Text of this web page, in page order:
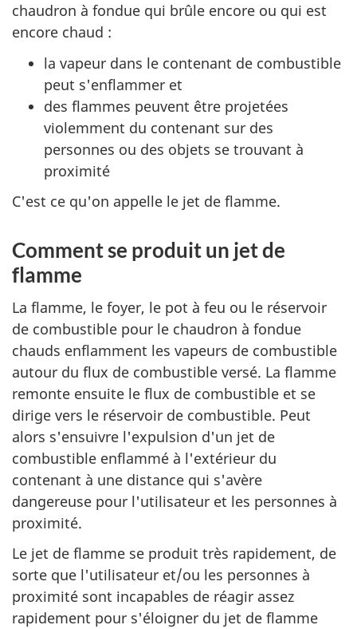
chaudron à fondue qui brûle encore ou qui est
encore chaud :
la vapeur dans le contenant de combustible
peut s'enflammer et
des flammes peuvent être projetées
violemment du contenant sur des
personnes ou des objets se trouvant à
proximité
C'est ce qu'on appelle le jet de flamme.
Comment se produit un jet de
flamme
La flamme, le foyer, le pot à feu ou le réservoir
de combustible pour le chaudron à fondue
chauds enflamment les vapeurs de combustible
autour du flux de combustible versé. La flamme
remonte ensuite le flux de combustible et se
dirige vers le réservoir de combustible. Peut
alors s'ensuivre l'expulsion d'un jet de
combustible enflammé à l'extérieur du
contenant à une distance qui s'avère
dangereuse pour l'utilisateur et les personnes à
proximité.
Le jet de flamme se produit très rapidement, de
sorte que l'utilisateur et/ou les personnes à
proximité sont incapables de réagir assez
rapidement pour s'éloigner du jet de flamme